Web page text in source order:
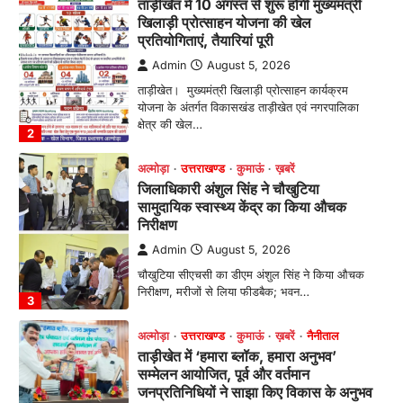
3
जिलाधिकारी अंशुल सिंह ने चौखुटिया
सामुदायिक स्वास्थ्य केंद्र का किया औचक
निरीक्षण
Admin August 5, 2026
चौखुटिया सीएचसी का डीएम अंशुल सिंह ने किया औचक
निरीक्षण, मरीजों से लिया फीडबैक; भवन…
4
अल्मोड़ा उत्तराखण्ड कुमाऊं ख़बरें
ताड़ीखेत में ‘हमारा ब्लॉक, हमारा अनुभव’
सम्मेलन आयोजित, पूर्व और वर्तमान
जनप्रतिनिधियों ने साझा किए विकास के अनुभव
Admin August 5, 2026
विकासखण्ड ताड़ीखेत में "हमारा ब्लॉक, हमारा अनुभव"
सम्मेलन का आयोजन। ब्लॉक प्रमुख बबली मेहरा बोलीं—
अल्मोड़ा उत्तराखण्ड कुमाऊं ख़बरें
चौखुटिया में सेवा पखवाड़ा शिविर: 954 लोगों ने
लिया लाभ, 191 में से 182 शिकायतों का मौके